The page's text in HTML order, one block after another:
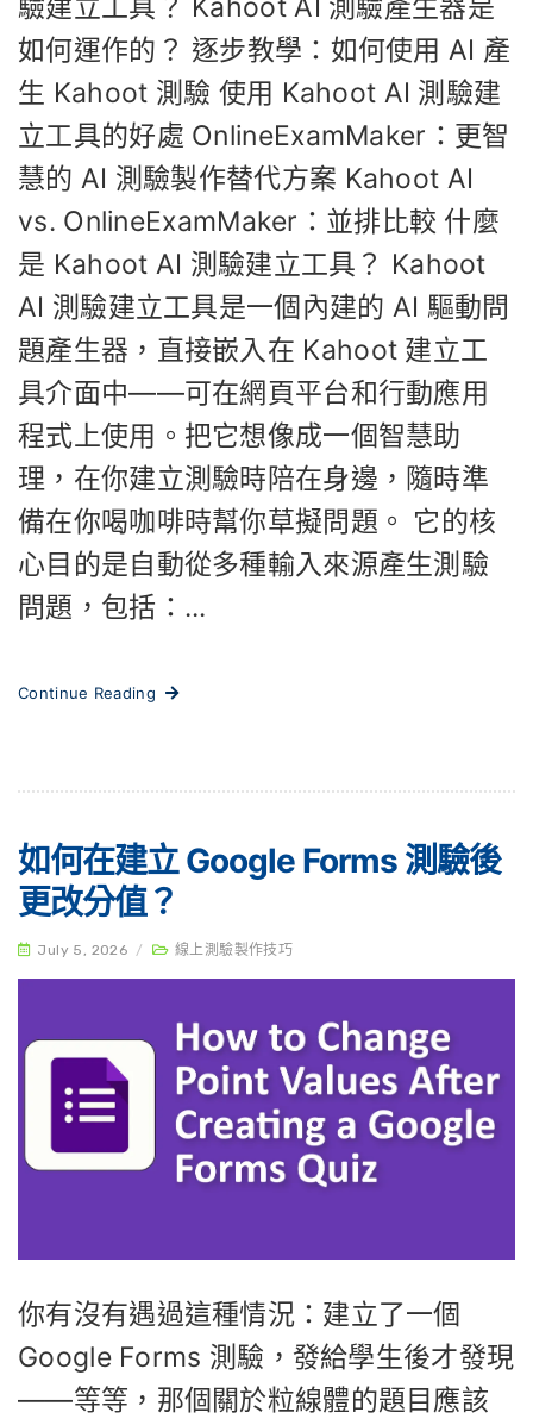
如何運作的？ 逐步教學：如何使用 AI 產
生 Kahoot 測驗 使用 Kahoot AI 測驗建
立工具的好處 OnlineExamMaker：更智
慧的 AI 測驗製作替代方案 Kahoot AI
vs. OnlineExamMaker：並排比較 什麼
是 Kahoot AI 測驗建立工具？ Kahoot
AI 測驗建立工具是一個內建的 AI 驅動問
題產生器，直接嵌入在 Kahoot 建立工
具介面中——可在網頁平台和行動應用
程式上使用。把它想像成一個智慧助
理，在你建立測驗時陪在身邊，隨時準
備在你喝咖啡時幫你草擬問題。 它的核
心目的是自動從多種輸入來源產生測驗
問題，包括：...
Continue Reading
如何在建立 Google Forms 測驗後
更改分值？
July 5, 2026 / 線上測驗製作技巧
你有沒有遇過這種情況：建立了一個
Google Forms 測驗，發給學生後才發現
——等等，那個關於粒線體的題目應該